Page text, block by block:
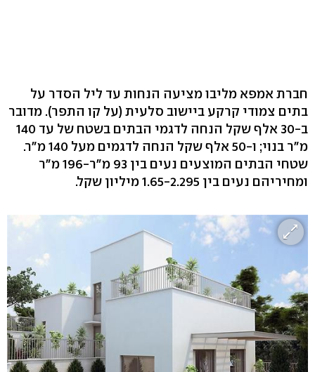
חברת אמפא מליבו מציעה הנחות עד ליל הסדר על
בתים צמודי קרקע ביישוב סלעית (על קו התפר). מדובר
ב-30 אלף שקל הנחה לדגמי הבתים בשטח של עד 140
מ"ר בנוי; ו-50 אלף שקל הנחה לדגמים מעל 140 מ"ר.
שטחי הבתים המוצעים נעים בין 93 מ"ר-196 מ"ר
ומחיריהם נעים בין 1.65-2.295 מיליון שקל.